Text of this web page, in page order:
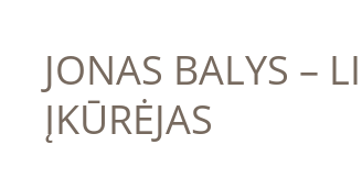
JONAS BALYS –
ĮKŪRĖJAS